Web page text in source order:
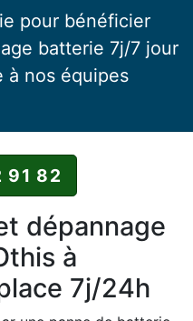
pour bénéficier
batterie 7j/7 jour
à nos équipes
91 82
dépannage
à
7j/24h